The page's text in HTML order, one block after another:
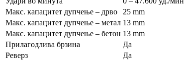
Макс. капацитет дупчење – дрво
25 mm
Макс. капацитет дупчење – метал 13 mm
Макс. капацитет дупчење – бетон 13 mm
Прилагодлива брзина
Да
Реверз
Да